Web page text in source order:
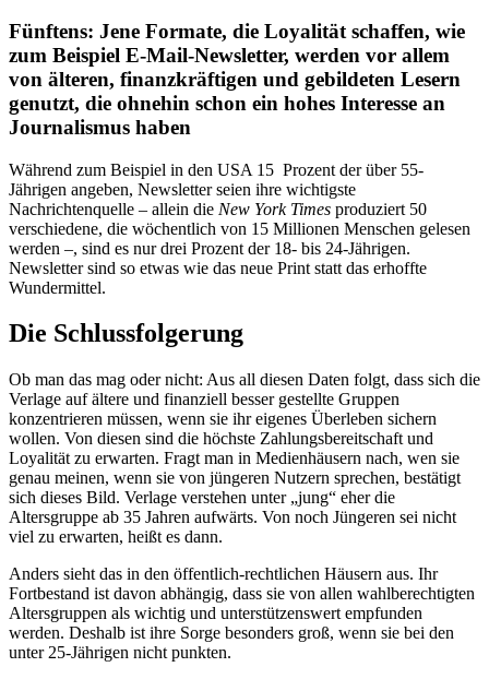
Fünftens: Jene Formate, die Loyalität schaffen, wie
zum Beispiel E-Mail-Newsletter, werden vor allem
von älteren, finanzkräftigen und gebildeten Lesern
genutzt, die ohnehin schon ein hohes Interesse an
Journalismus haben
Während zum Beispiel in den USA 15 Prozent der über 55-
Jährigen angeben, Newsletter seien ihre wichtigste
Nachrichtenquelle – allein die New York Times produziert 50
verschiedene, die wöchentlich von 15 Millionen Menschen gelesen
werden –, sind es nur drei Prozent der 18- bis 24-Jährigen.
Newsletter sind so etwas wie das neue Print statt das erhoffte
Wundermittel.
Die Schlussfolgerung
Ob man das mag oder nicht: Aus all diesen Daten folgt, dass sich die
Verlage auf ältere und finanziell besser gestellte Gruppen
konzentrieren müssen, wenn sie ihr eigenes Überleben sichern
wollen. Von diesen sind die höchste Zahlungsbereitschaft und
Loyalität zu erwarten. Fragt man in Medienhäusern nach, wen sie
genau meinen, wenn sie von jüngeren Nutzern sprechen, bestätigt
sich dieses Bild. Verlage verstehen unter „jung“ eher die
Altersgruppe ab 35 Jahren aufwärts. Von noch Jüngeren sei nicht
viel zu erwarten, heißt es dann.
Anders sieht das in den öffentlich-rechtlichen Häusern aus. Ihr
Fortbestand ist davon abhängig, dass sie von allen wahlberechtigten
Altersgruppen als wichtig und unterstützenswert empfunden
werden. Deshalb ist ihre Sorge besonders groß, wenn sie bei den
unter 25-Jährigen nicht punkten.